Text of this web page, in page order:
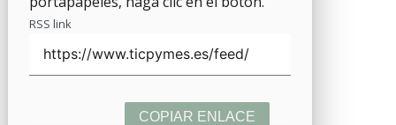
RSS link
COPIAR ENLACE